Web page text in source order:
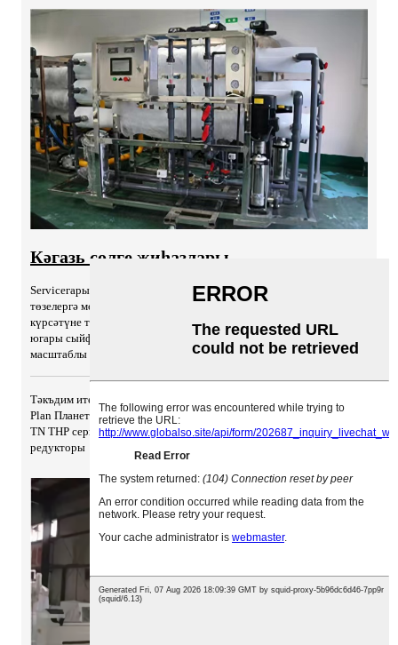
Кәгазь сөлге җиһазлары
Serviceгары сыйфатлы машиналар стандарт компонентлардан
төзелергә мөмкин, алар озын хезмәт срокы һәм техник хезмәт
күрсәтүне таләп итмиләр. Токым эшкәртү системаларында сез
югары сыйфатлы, түбән хезмәт күрсәтү таләпләренә, аз
масштаблы чыгымнарга ирешә аласыз ...
Тәкъдим ителгән продуктлар:
Plan Планета редукторы - TFR сериясе
TN ТНР сериясен югары төгәл гелик планета җиһазлары
редукторы